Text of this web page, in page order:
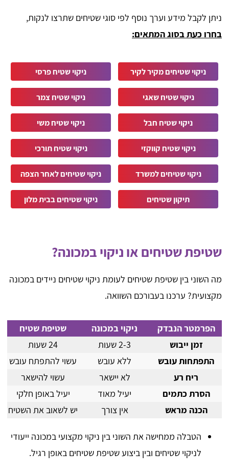
ניתן לקבל מידע וערך נוסף לפי סוגי שטיחים שתרצו לנקות,
בחרו כעת בסוג המתאים:
ניקוי שטיחים מקיר לקיר ניקוי שטיח פרסי
ניקוי שטיח שאגי ניקוי שטיח צמר
ניקוי שטיח חבל ניקוי שטיח משי
ניקוי שטיח קווקזי ניקוי שטיח תורכי
ניקוי שטיחים למשרד ניקוי שטיחים לאחר הצפה
תיקון שטיחים ניקוי שטיחים בבית מלון
שטיפת שטיחים או ניקוי במכונה?
מה השוני בין שטיפת שטיחים לעומת ניקוי שטיחים ניידים במכונה
מקצועית? ערכנו בעבורכם השוואה.
הפרמטר הנבדק ניקוי במכונה
שטיפת שטיח
זמן ייבוש
2-3 שעות
24 שעות
התפתחות עובש
ללא עובש
עשוי להתפתח עובש
ריח רע
לא יישאר
עשוי להישאר
הסרת כתמים
יעיל מאוד
יעיל באופן חלקי
הכנה מראש
אין צורך יש לשאוב את השטיח
הטבלה ממחישה את השוני בין ניקוי מקצועי במכונה ייעודי
לניקוי שטיחים ובין ביצוע שטיפת שטיחים באופן רגיל.